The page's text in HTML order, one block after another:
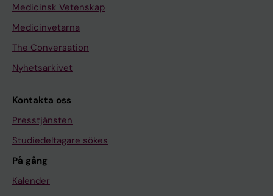
Medicinsk Vetenskap
Medicinvetarna
The Conversation
Nyhetsarkivet
Kontakta oss
Presstjänsten
Studiedeltagare sökes
På gång
Kalender